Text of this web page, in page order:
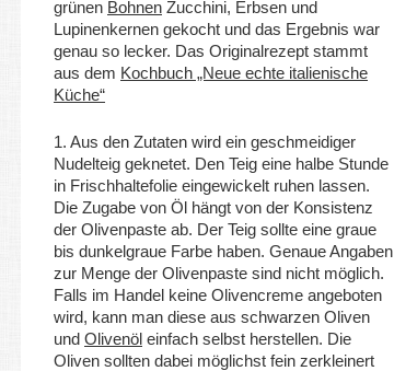
grünen Bohnen Zucchini, Erbsen und
Lupinenkernen gekocht und das Ergebnis war
genau so lecker. Das Originalrezept stammt
aus dem Kochbuch „Neue echte italienische
Küche“
1. Aus den Zutaten wird ein geschmeidiger
Nudelteig geknetet. Den Teig eine halbe Stunde
in Frischhaltefolie eingewickelt ruhen lassen.
Die Zugabe von Öl hängt von der Konsistenz
der Olivenpaste ab. Der Teig sollte eine graue
bis dunkelgraue Farbe haben. Genaue Angaben
zur Menge der Olivenpaste sind nicht möglich.
Falls im Handel keine Olivencreme angeboten
wird, kann man diese aus schwarzen Oliven
und Olivenöl einfach selbst herstellen. Die
Oliven sollten dabei möglichst fein zerkleinert